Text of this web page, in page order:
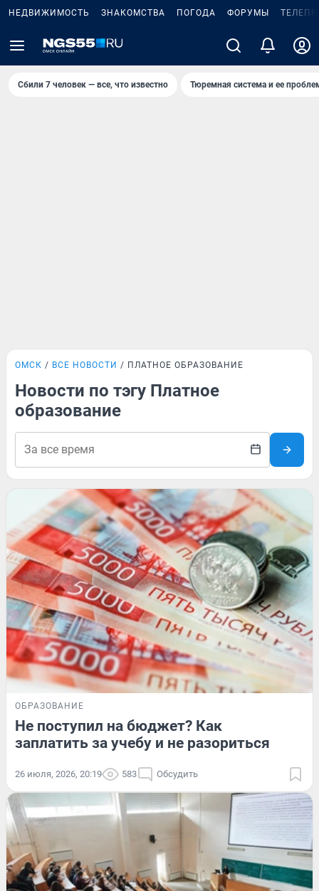
НЕДВИЖИМОСТЬ ЗНАКОМСТВА ПОГОДА ФОРУМЫ
Сбили 7 человек — все, что известно Тюремная система и ее
ОМСК ВСЕ НОВОСТИ ПЛАТНОЕ ОБРАЗОВАНИЕ
Новости по тэгу Платное
образование
ОБРАЗОВАНИЕ
Не поступил на бюджет? Как
заплатить за учебу и не разориться
26 июля, 2026, 20:19 583 Обсудить